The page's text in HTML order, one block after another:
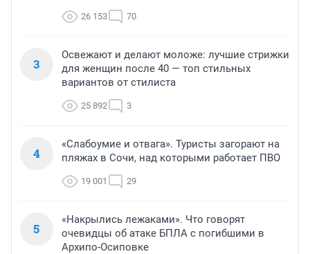
26 153 70
3
Освежают и делают моложе: лучшие стрижки
для женщин после 40 — топ стильных
вариантов от стилиста
25 892 3
4
«Слабоумие и отвага». Туристы загорают на
пляжах в Сочи, над которыми работает ПВО
19 001 29
5
«Накрылись лежаками». Что говорят
очевидцы об атаке БПЛА с погибшими в
Архипо-Осиповке